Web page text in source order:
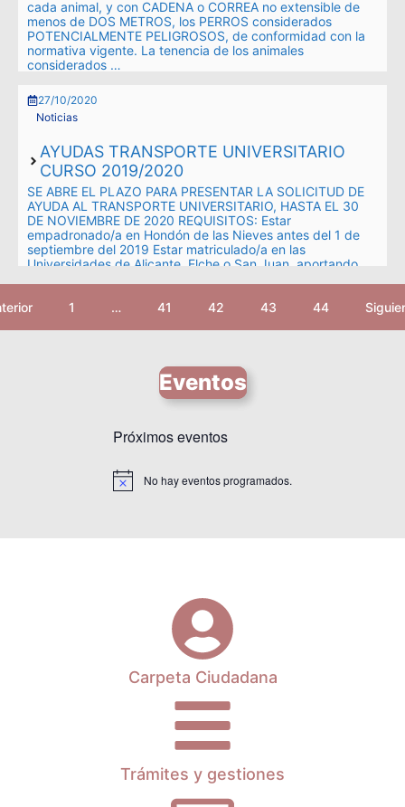
cada animal, y con CADENA o CORREA no extensible de
menos de DOS METROS, los PERROS considerados
POTENCIALMENTE PELIGROSOS, de conformidad con la
normativa vigente. La tenencia de los animales
considerados …
27/10/2020
Noticias
AYUDAS TRANSPORTE UNIVERSITARIO
CURSO 2019/2020
SE ABRE EL PLAZO PARA PRESENTAR LA SOLICITUD DE
AYUDA AL TRANSPORTE UNIVERSITARIO, HASTA EL 30
DE NOVIEMBRE DE 2020 REQUISITOS: Estar
empadronado/a en Hondón de las Nieves antes del 1 de
septiembre del 2019 Estar matriculado/a en las
Universidades de Alicante, Elche o San Juan, aportando
Leer más
1 … 41 42 43 44
Eventos
Próximos eventos
No hay eventos programados.
Carpeta Ciudadana
Trámites y gestiones